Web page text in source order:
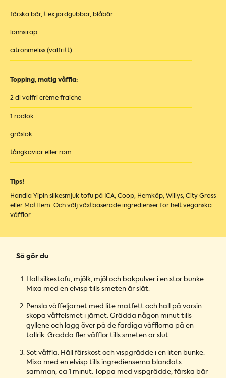
färska bär, t ex jordgubbar, blåbär
lönnsirap
citronmeliss (valfritt)
Topping, matig våffla:
2 dl valfri crème fraiche
1 rödlök
gräslök
tångkaviar eller rom
Tips!
Handla Yipin silkesmjuk tofu på ICA, Coop, Hemköp, Willys, City Gross
eller MatHem. Och välj växtbaserade ingredienser för helt veganska
våfflor.
Så gör du
Häll silkestofu, mjölk, mjöl och bakpulver i en stor bunke.
Mixa med en elvisp tills smeten är slät.
Pensla våffeljärnet med lite matfett och häll på varsin
skopa våffelsmet i järnet. Grädda någon minut tills
gyllene och lägg över på de färdiga våfflorna på en
tallrik. Grädda fler våfflor tills smeten är slut.
Söt våffla: Häll färskost och vispgrädde i en liten bunke.
Mixa med en elvisp tills ingredienserna blandats
samman, ca 1 minut. Toppa med vispgrädde, färska bär